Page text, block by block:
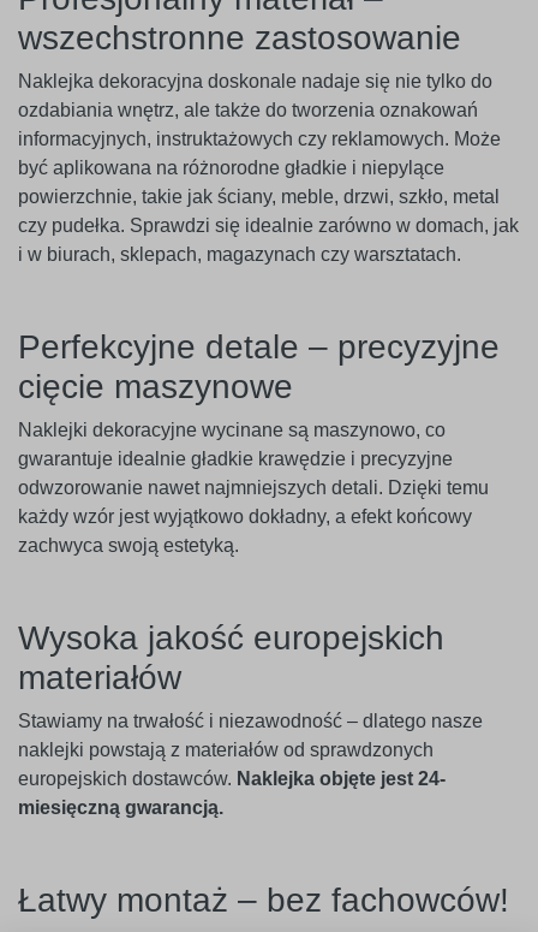
wszechstronne zastosowanie
Naklejka dekoracyjna doskonale nadaje się nie tylko do
ozdabiania wnętrz, ale także do tworzenia oznakowań
informacyjnych, instruktażowych czy reklamowych. Może
być aplikowana na różnorodne gładkie i niepylące
powierzchnie, takie jak ściany, meble, drzwi, szkło, metal
czy pudełka. Sprawdzi się idealnie zarówno w domach, jak
i w biurach, sklepach, magazynach czy warsztatach.
Perfekcyjne detale – precyzyjne
cięcie maszynowe
Naklejki dekoracyjne wycinane są maszynowo, co
gwarantuje idealnie gładkie krawędzie i precyzyjne
odwzorowanie nawet najmniejszych detali. Dzięki temu
każdy wzór jest wyjątkowo dokładny, a efekt końcowy
zachwyca swoją estetyką.
Wysoka jakość europejskich
materiałów
Stawiamy na trwałość i niezawodność – dlatego nasze
naklejki powstają z materiałów od sprawdzonych
europejskich dostawców. Naklejka objęte jest 24-
miesięczną gwarancją.
Łatwy montaż – bez fachowców!